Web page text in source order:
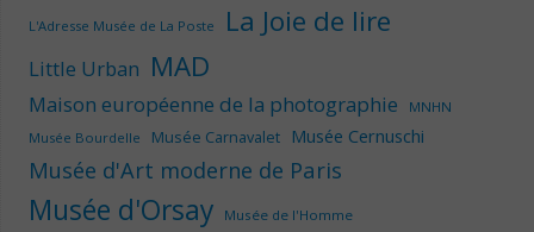
L'Adresse Musée de La Poste La Joie de lire
Little Urban MAD
Maison européenne de la photographie
MNHN
Musée Bourdelle
Musée Carnavalet Musée Cernuschi
Musée d'Art moderne de Paris
Musée d'Orsay Musée de l'Homme